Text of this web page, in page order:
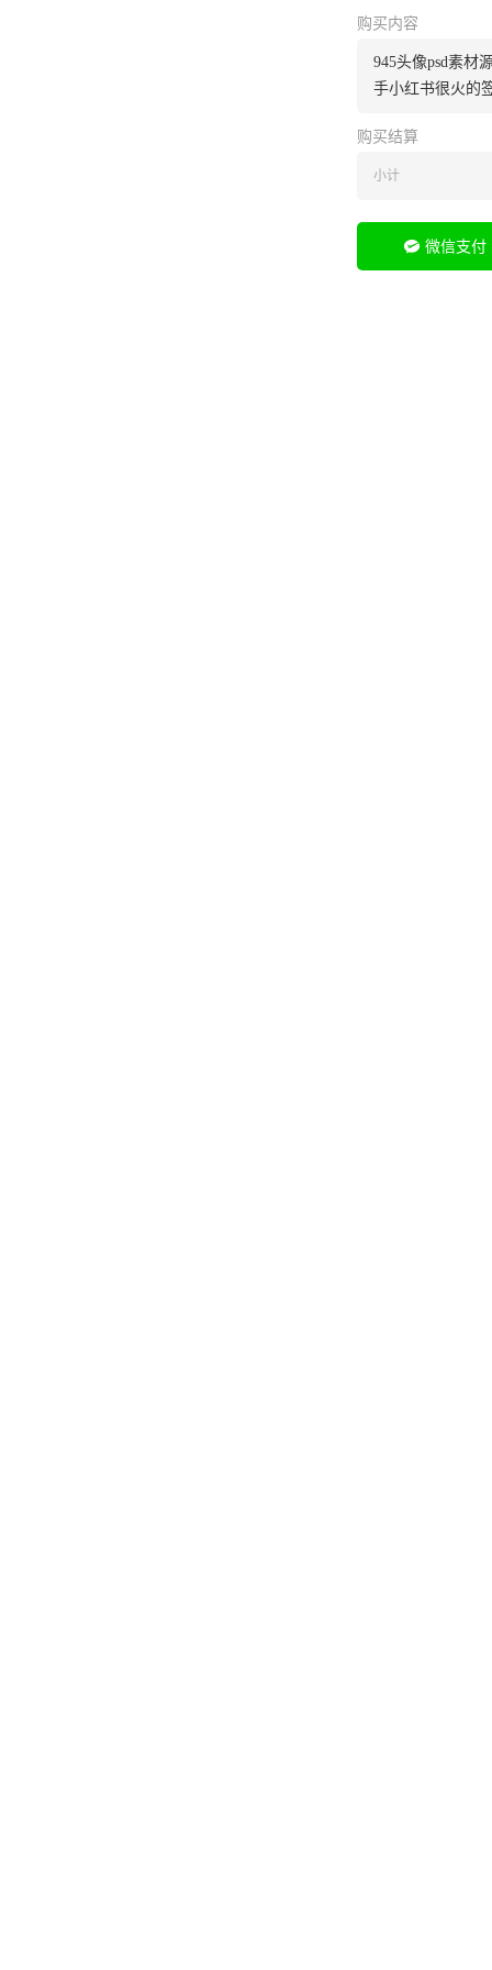
购买内容
945头像psd素材
手小红书很火的
购买结算
小计
微信支付